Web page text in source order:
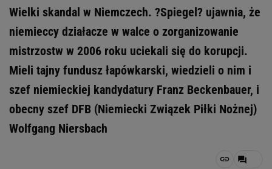
Wielki skandal w Niemczech. ?Spiegel? ujawnia, że
niemieccy działacze w walce o zorganizowanie
mistrzostw w 2006 roku uciekali się do korupcji.
Mieli tajny fundusz łapówkarski, wiedzieli o nim i
szef niemieckiej kandydatury Franz Beckenbauer, i
obecny szef DFB (Niemiecki Związek Piłki Nożnej)
Wolfgang Niersbach